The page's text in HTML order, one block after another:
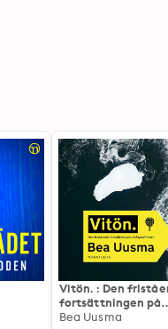
Vitön. : Den
fortsättningen på
Expeditionen
Bea Uusma